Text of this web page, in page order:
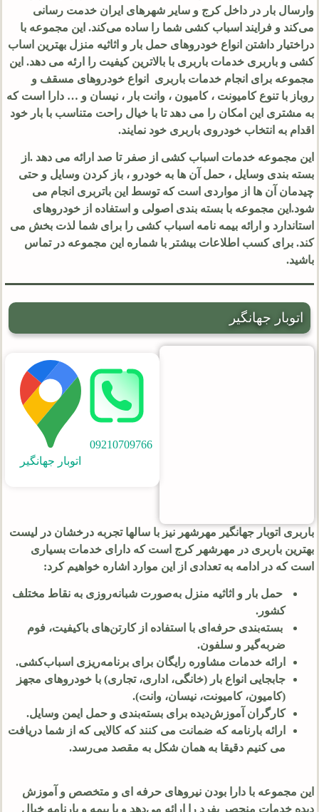
وارسال بار در داخل کرج و سایر شهرهای ایران خدمت رسانی
می‌کند و فرایند اسباب کشی شما را ساده می‌کند. این مجموعه با
دراختیار داشتن انواع خودروهای حمل بار و اثاثیه منزل بهترین اساب
کشی و باربری خدمات باربری با بالاترین کیفیت را ارئه می دهد. این
مجموعه برای انجام خدمات باربری انواع خودروهای مسقف و
روباز با تنوع کامیونت ، کامیون ، وانت بار ، نیسان و … دارا است که
به مشتری این امکان را می دهد تا با خیال راحت متناسب با بار خود
اقدام به انتخاب خودروی باربری خود نمایند.
این مجموعه خدمات اسباب کشی از صفر تا صد ارائه می دهد .از
بسته بندی وسایل ، حمل آن ها به خودرو ، باز کردن وسایل و حتی
چیدمان آن ها از مواردی است که توسط این باتربری انجام می
شود.این مجموعه با بسته بندی اصولی و استفاده از خودروهای
استاندارد و ارائه بیمه نامه اسباب کشی را برای شما لذت بخش می
کند. برای کسب اطلاعات بیشتر با شماره این مجموعه در تماس
باشید.
اتوبار جهانگیر
09210709766
اتوبار جهانگیر
باربری اتوبار جهانگیر مهرشهر نیز با سالها تجربه درخشان در لیست
بهترین باربری در مهرشهر کرج است که دارای خدمات بسیاری
است که در ادامه به تعدادی از این موارد اشاره خواهیم کرد:
حمل بار و اثاثیه منزل به‌صورت شبانه‌روزی به نقاط مختلف
کشور.
بسته‌بندی حرفه‌ای با استفاده از کارتن‌های باکیفیت، فوم
ضربه‌گیر و سلفون.
ارائه خدمات مشاوره رایگان برای برنامه‌ریزی اسباب‌کشی.
جابجایی انواع بار (خانگی، اداری، تجاری) با خودروهای مجهز
(کامیون، کامیونت، نیسان، وانت).
کارگران آموزش‌دیده برای بسته‌بندی و حمل ایمن وسایل.
ارائه بارنامه که ضمانت می کنند که کالایی که از شما دریافت
می کنیم دقیقا به همان شکل به مقصد می‌رسد.
این مجموعه با دارا بودن نیروهای حرفه ای و متخصص و آموزش
دیده خدمات منحصر بفرد را ارائه می‌دهد و با بیمه و بارنامه خیال